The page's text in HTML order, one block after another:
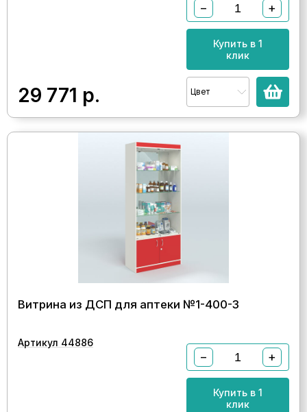
29 771 р.
− +
Купить в 1
клик
Цвет
Витрина из ДСП для аптеки №1-400-3
Артикул 44886
− +
Купить в 1
клик